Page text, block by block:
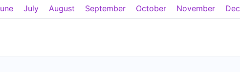
July August September October November